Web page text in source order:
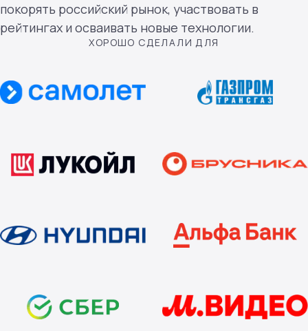
покорять российский рынок, участвовать в
рейтингах и осваивать новые технологии.
ХОРОШО СДЕЛАЛИ ДЛЯ